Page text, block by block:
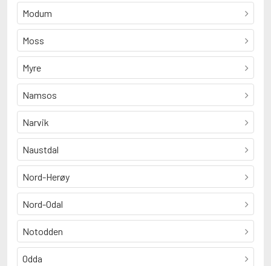
Modum
Moss
Myre
Namsos
Narvik
Naustdal
Nord-Herøy
Nord-Odal
Notodden
Odda